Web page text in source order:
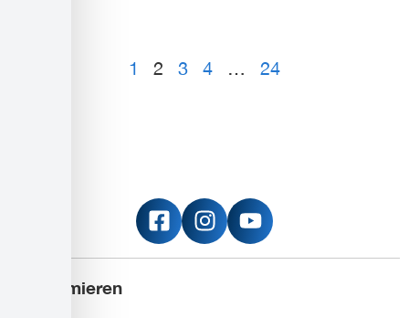
1 2 3 4 … 24
Informieren